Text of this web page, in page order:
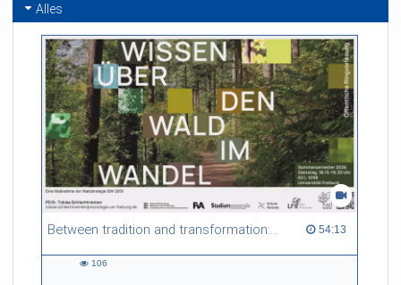
Alles
Between tradition and transformation: how owners, advisers and institutions co-create knowledge for resilient forests in Europe 54:13
54:13 duration
106